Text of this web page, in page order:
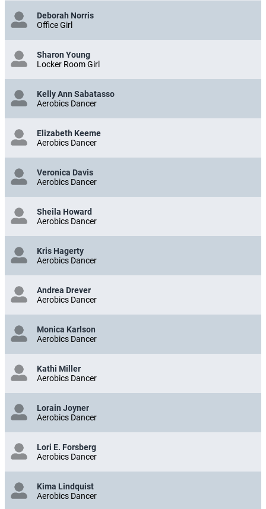
Deborah Norris
Office Girl
Sharon Young
Locker Room Girl
Kelly Ann Sabatasso
Aerobics Dancer
Elizabeth Keeme
Aerobics Dancer
Veronica Davis
Aerobics Dancer
Sheila Howard
Aerobics Dancer
Kris Hagerty
Aerobics Dancer
Andrea Drever
Aerobics Dancer
Monica Karlson
Aerobics Dancer
Kathi Miller
Aerobics Dancer
Lorain Joyner
Aerobics Dancer
Lori E. Forsberg
Aerobics Dancer
Kima Lindquist
Aerobics Dancer